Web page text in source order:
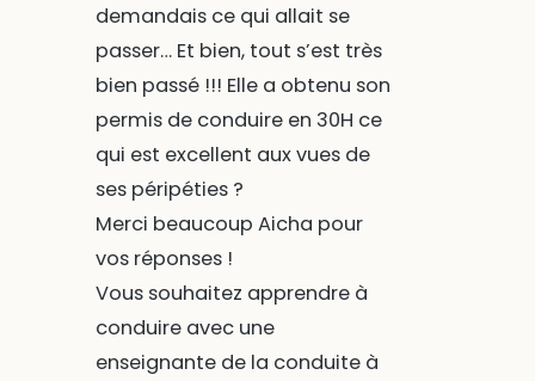
demandais ce qui allait se
passer… Et bien, tout s’est très
bien passé !!! Elle a obtenu son
permis de conduire en 30H ce
qui est excellent aux vues de
ses péripéties ?
Merci beaucoup Aicha pour
vos réponses !
Vous souhaitez apprendre à
conduire avec une
enseignante de la conduite à